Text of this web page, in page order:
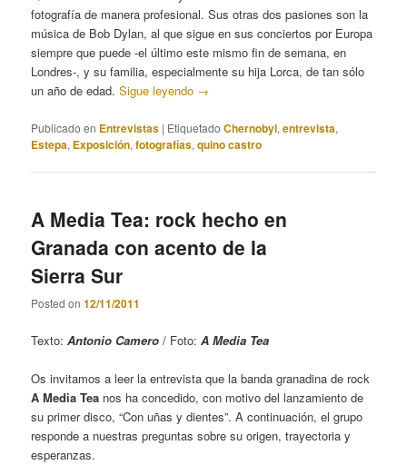
fotografía de manera profesional. Sus otras dos pasiones son la
música de Bob Dylan, al que sigue en sus conciertos por Europa
siempre que puede -el último este mismo fin de semana, en
Londres-, y su familia, especialmente su hija Lorca, de tan sólo
un año de edad.Sigue leyendo →
Publicado en Entrevistas | Etiquetado Chernobyl,entrevista,
Estepa, Exposición,fotografías,quino castro
A Media Tea: rock hecho en
Granada con acento de la
Sierra Sur
Posted on12/11/2011
Texto:Antonio Camero / Foto:A Media Tea
Os invitamos a leer la entrevista que la banda granadina de rock
A Media Tea nos ha concedido, con motivo del lanzamiento de
su primer disco, “Con uñas y dientes”. A continuación, el grupo
responde a nuestras preguntas sobre su origen, trayectoria y
esperanzas.